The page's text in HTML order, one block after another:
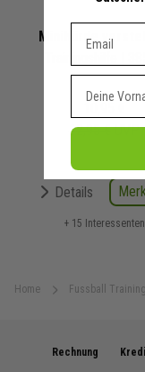
Home Fussball
Minihürde
12,95 € UVP
Details
+ 15 Interessenten
Rechnung
Dein E-mail
Vorname